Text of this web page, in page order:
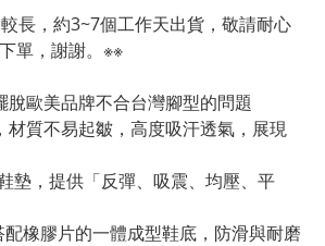
長，約3~7個工作天出貨，敬請耐心
單，謝謝。※※
歐美品牌不合台灣腳型的問題
質不易起皺，高度吸汗透氣，展現
墊，提供「反彈、吸震、均壓、平
橡膠片的一體成型鞋底，防滑與耐磨